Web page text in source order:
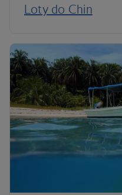
Loty do Chin